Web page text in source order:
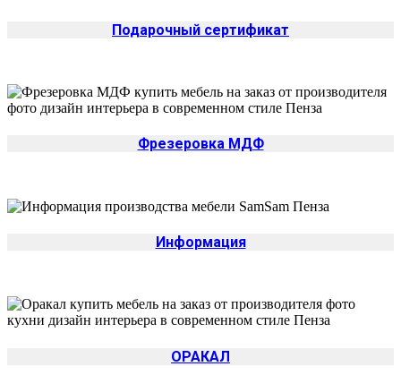
Подарочный сертификат
Фрезеровка МДФ
Информация
ОРАКАЛ